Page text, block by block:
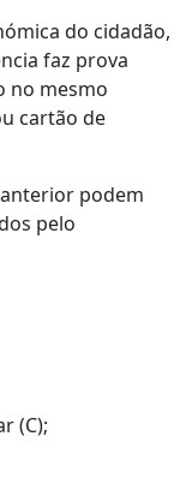
do cidadão,
faz prova
no mesmo
cartão de
podem
pelo
(C);